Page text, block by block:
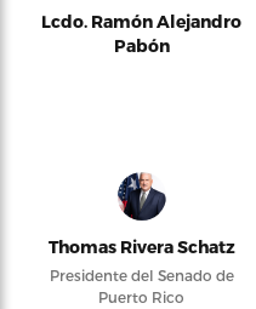
Lcdo. Ramón Alejandro
Pabón
Thomas Rivera Schatz
Presidente del Senado de
Puerto Rico